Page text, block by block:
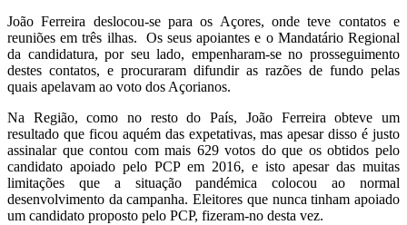
João Ferreira deslocou-se para os Açores, onde teve contatos e
reuniões em três ilhas. Os seus apoiantes e o Mandatário Regional
da candidatura, por seu lado, empenharam-se no prosseguimento
destes contatos, e procuraram difundir as razões de fundo pelas
quais apelavam ao voto dos Açorianos.
Na Região, como no resto do País, João Ferreira obteve um
resultado que ficou aquém das expetativas, mas apesar disso é justo
assinalar que contou com mais 629 votos do que os obtidos pelo
candidato apoiado pelo PCP em 2016, e isto apesar das muitas
limitações que a situação pandémica colocou ao normal
desenvolvimento da campanha. Eleitores que nunca tinham apoiado
um candidato proposto pelo PCP, fizeram-no desta vez.